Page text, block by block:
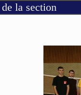
la section